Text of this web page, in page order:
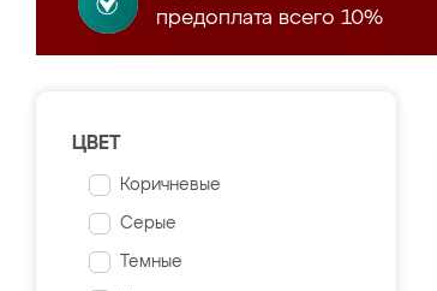
предоплата всего 10%
ЦВЕТ
Коричневые
Серые
Темные